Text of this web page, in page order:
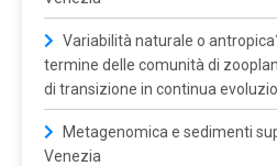
Variabilità naturale o
termine delle comunità di
di transizione in continua
Metagenomica e sedimenti
Venezia